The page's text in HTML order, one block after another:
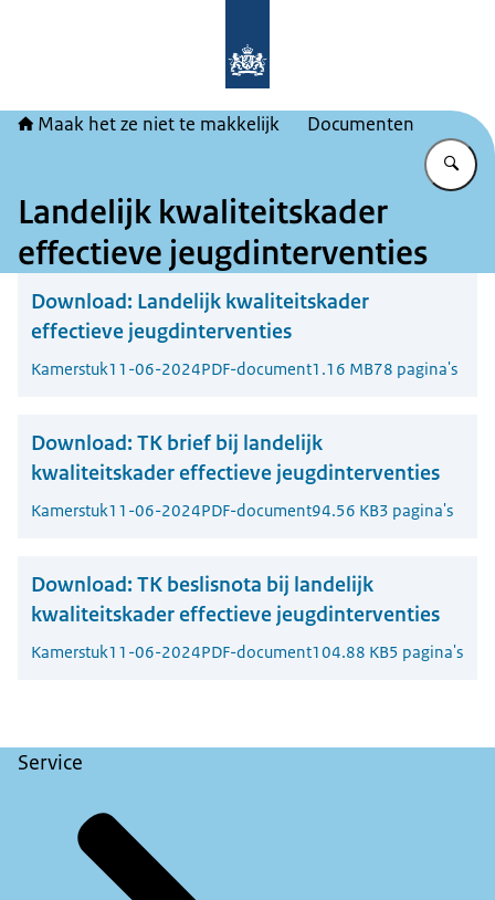
Maak het ze niet te makkelijk Documenten
Landelijk kwaliteitskader
effectieve jeugdinterventies
Download: Landelijk kwaliteitskader
effectieve jeugdinterventies
Kamerstuk11-06-2024PDF-document1.16 MB78 pagina's
Download: TK brief bij landelijk
kwaliteitskader effectieve jeugdinterventies
Kamerstuk11-06-2024PDF-document94.56 KB3 pagina's
Download: TK beslisnota bij landelijk
kwaliteitskader effectieve jeugdinterventies
Kamerstuk11-06-2024PDF-document104.88 KB5 pagina's
Service